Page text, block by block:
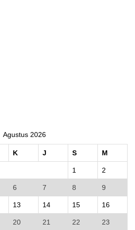
Agustus 2026
K J S M
1 2
6 7 8 9
13 14 15 16
20 21 22 23